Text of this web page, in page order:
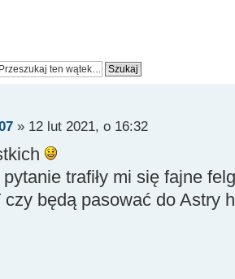
» 12 lut 2021, o 16:32
trafiły mi się fajne
będą pasować do Astry